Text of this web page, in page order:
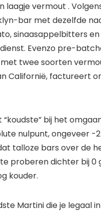
laagje vermout .
bar met dezelfde
sinaasappelbitters
Evenzo pre-
twee soorten
Californië, factureert
“koudste” bij het
nulpunt, ongeveer -
talloze bars over de
proberen dichter bij 0
kouder.
Martini die je legaal